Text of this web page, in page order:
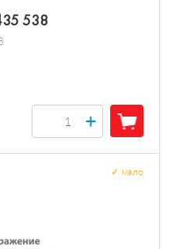
538
+
мало